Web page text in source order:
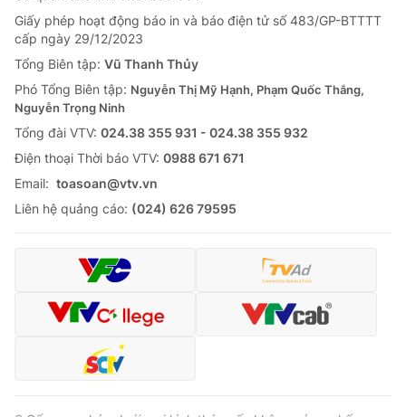
Giấy phép hoạt động báo in và báo điện tử số 483/GP-BTTTT
cấp ngày 29/12/2023
Tổng Biên tập: Vũ Thanh Thủy
Phó Tổng Biên tập: Nguyễn Thị Mỹ Hạnh, Phạm Quốc Thắng,
Nguyễn Trọng Ninh
Tổng đài VTV: 024.38 355 931 - 024.38 355 932
Ðiện thoại Thời báo VTV: 0988 671 671
Email: toasoan@vtv.vn
Liên hệ quảng cáo: (024) 626 79595